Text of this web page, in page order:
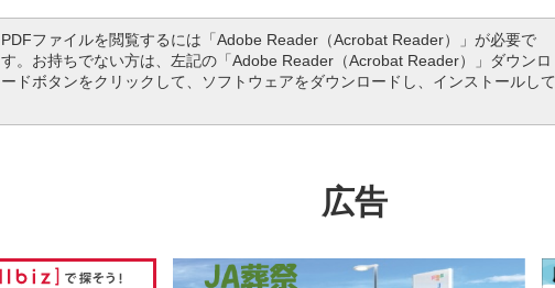
PDFファイルを閲覧するには「Adobe Reader（Acrobat Reader）」が必要で
す。お持ちでない方は、左記の「Adobe Reader（Acrobat Reader）」ダウンロ
ードボタンをクリックして、ソフトウェアをダウンロードし、インストールして
広告